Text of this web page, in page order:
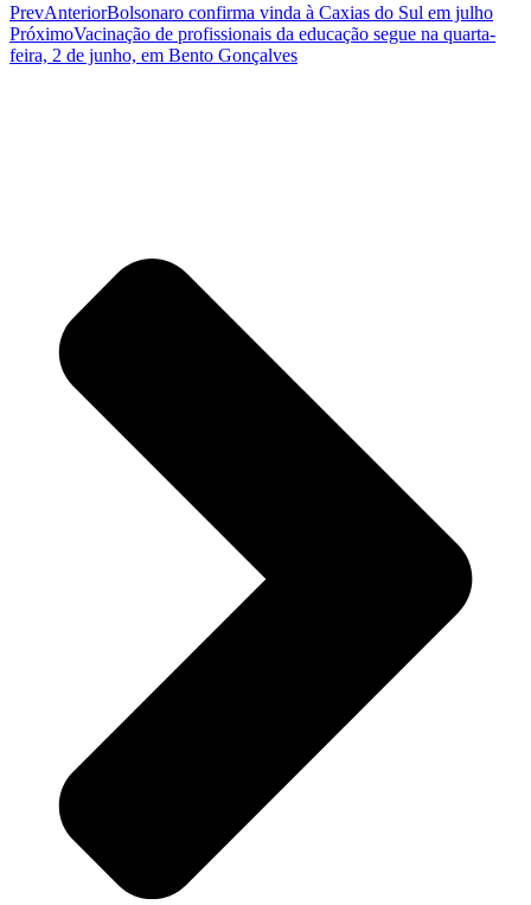
PrevAnteriorBolsonaro confirma vinda à Caxias do Sul em julho
PróximoVacinação de profissionais da educação segue na quarta-
feira, 2 de junho, em Bento Gonçalves